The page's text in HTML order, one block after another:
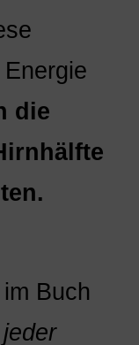
die
Buch